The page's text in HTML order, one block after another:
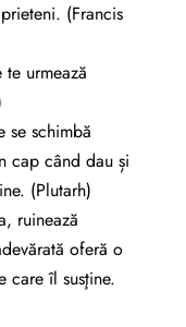
(Francis
urmează
se schimbă
cap când dau și
(Plutarh)
ruinează
oferă o
care îl susţine.